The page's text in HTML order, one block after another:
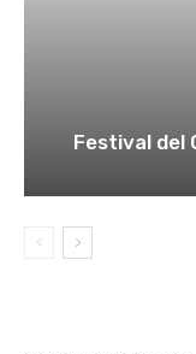
Festival del